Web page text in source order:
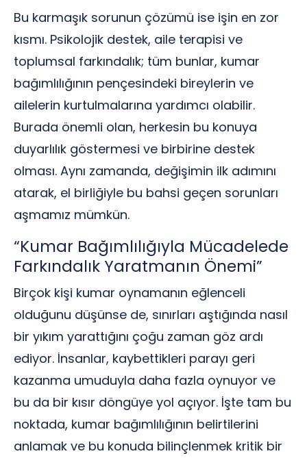
Bu karmaşık sorunun çözümü ise işin en zor
kısmı. Psikolojik destek, aile terapisi ve
toplumsal farkındalık; tüm bunlar, kumar
bağımlılığının pençesindeki bireylerin ve
ailelerin kurtulmalarına yardımcı olabilir.
Burada önemli olan, herkesin bu konuya
duyarlılık göstermesi ve birbirine destek
olması. Aynı zamanda, değişimin ilk adımını
atarak, el birliğiyle bu bahsi geçen sorunları
aşmamız mümkün.
“Kumar Bağımlılığıyla Mücadelede
Farkındalık Yaratmanın Önemi”
Birçok kişi kumar oynamanın eğlenceli
olduğunu düşünse de, sınırları aştığında nasıl
bir yıkım yarattığını çoğu zaman göz ardı
ediyor. İnsanlar, kaybettikleri parayı geri
kazanma umuduyla daha fazla oynuyor ve
bu da bir kısır döngüye yol açıyor. İşte tam bu
noktada, kumar bağımlılığının belirtilerini
anlamak ve bu konuda bilinçlenmek kritik bir